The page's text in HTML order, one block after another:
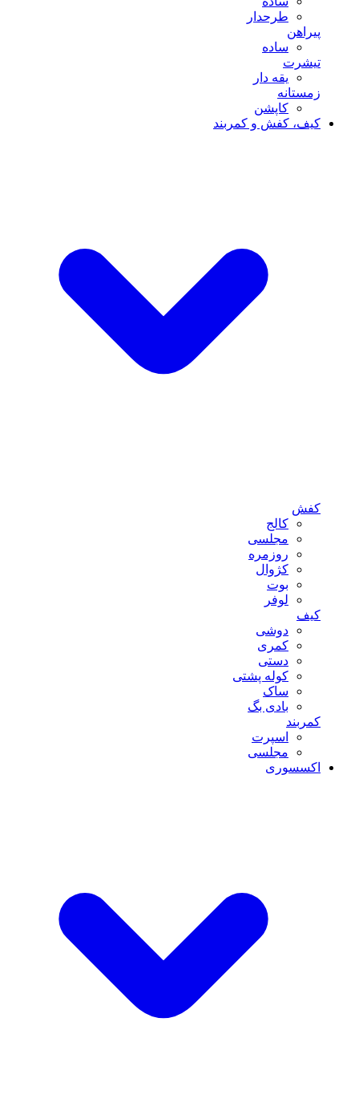
طرحدار
پیراهن
ساده
تیشرت
یقه دار
زمستانه
کاپشن
کیف، کفش و کمربند
کفش
کالج
مجلسی
روزمره
کژوال
بوت
لوفر
کیف
دوشی
کمری
دستی
کوله پشتی
ساک
بادی بگ
کمربند
اسپرت
مجلسی
اکسسوری